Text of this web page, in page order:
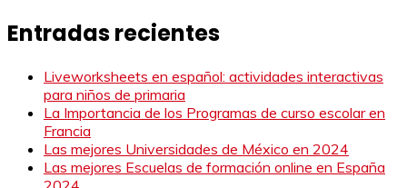
Entradas recientes
Liveworksheets en español: actividades interactivas
para niños de primaria
La Importancia de los Programas de curso escolar en
Francia
Las mejores Universidades de México en 2024
Las mejores Escuelas de formación online en España